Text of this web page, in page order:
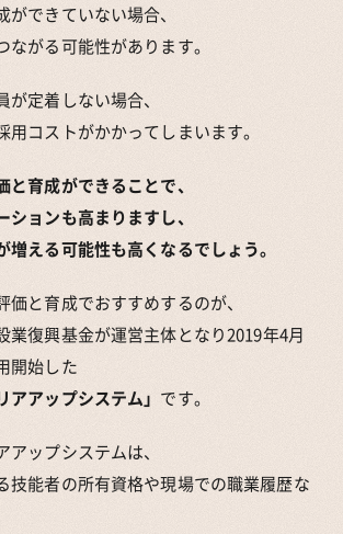
できていない場合、
ながる可能性があります。
定着しない場合、
用コストがかかってしまいます。
と育成ができることで、
ョンも高まりますし、
増える可能性も高くなるでしょう。
価と育成でおすすめするのが、
業復興基金が運営主体となり2019年4月
開始した
アアップシステム」 です。
ップシステムは、
技能者の所有資格や現場での職業履歴な